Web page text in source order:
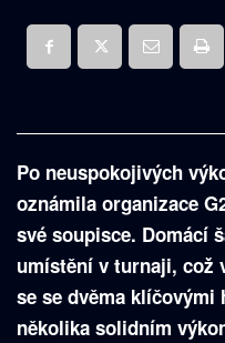
Po neuspokojivých
oznámila organizace
své soupisce. Domácí
umístění v turnaji, což
se se dvěma
několika solidním